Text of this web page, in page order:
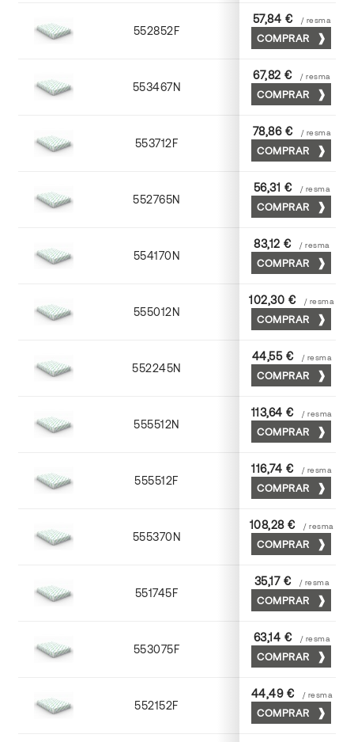
552852F 52 x 70
57,84 € / resma
COMPRAR
553467N 65 x 90
67,82 € / resma
COMPRAR
553712F 72 x 102
78,86 € / resma
COMPRAR
552765N 65 x 90
56,31 € / resma
COMPRAR
554170N 70 x 100
83,12 € / resma
COMPRAR
555012N 72 x 102
102,30 € / resma
COMPRAR
552245N 45 x 64
44,55 € / resma
COMPRAR
555512N 72 x 102
113,64 € / resma
COMPRAR
555512F 72 x 102
116,74 € / resma
COMPRAR
555370N 70 x 100
108,28 € / resma
COMPRAR
551745F 45 x 64
35,17 € / resma
COMPRAR
553075F 75 x 53
63,14 € / resma
COMPRAR
552152F 52 x 70
44,49 € / resma
COMPRAR